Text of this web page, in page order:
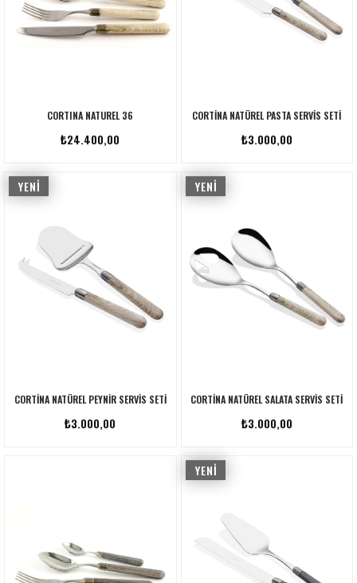
CORTINA NATUREL 36
₺24.400,00
CORTINA NATÜREL PASTA SERVIS SETI
₺3.000,00
CORTINA NATÜREL PEYNIR SERVIS SETI
₺3.000,00
YENI
ÜRÜN
CORTINA NATÜREL SALATA SERVIS SETI
₺3.000,00
YENI
ÜRÜN
YENI
ÜRÜN